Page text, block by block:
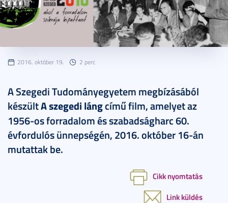
2016. október 19. 2 perc
A Szegedi Tudományegyetem megbízásából
készültA szegedi lángcímű film, amelyet az
1956-os forradalom és szabadságharc 60.
évfordulós ünnepségén, 2016. október 16-án
mutattak be.
Cikk nyomtatás
Link küldés